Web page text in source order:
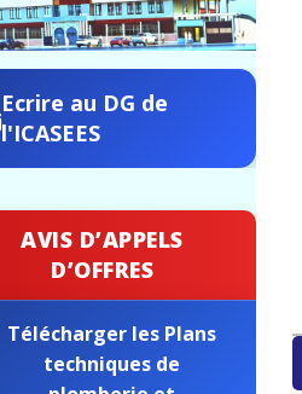
Ecrire au DG de
l'ICASEES
AVIS D’APPELS
D’OFFRES
Télécharger les Plans
techniques de